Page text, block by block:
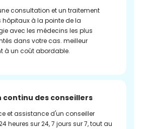
consultation et un traitement
à la pointe de la
avec les médecins les plus
dans votre cas. meilleur
à un coût abordable.
continu des conseillers
et assistance d'un conseiller
heures sur 24, 7 jours sur 7, tout au